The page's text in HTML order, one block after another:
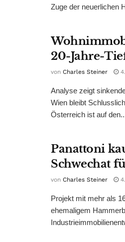
Zuge der neuerlichen
20-Jahre-
von Charles Steiner 4.
Analyse zeigt
Wien bleibt
Österreich ist auf
Panattoni
Schwechat
von Charles Steiner 4.
Projekt mit mehr als
ehemaligem